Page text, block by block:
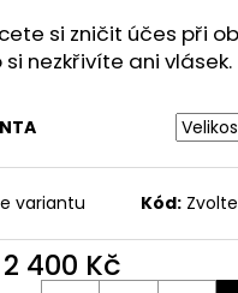
si zničit účes při
nezkřivíte ani vlásek.
variantu Kód:
2 400 Kč
- TOULAVÝ BLÁZEN